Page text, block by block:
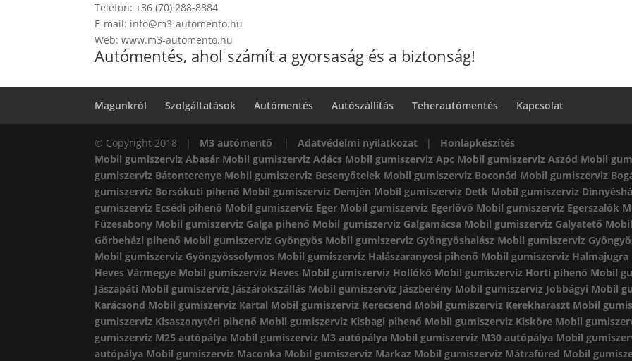
Telefon: +36 (70) 288-8884
E-mail: info@m3-automento.hu
Web: www.m3-automento.hu
Autómentés, ahol számít a gyorsaság és a biztonság!
Magunkról Szolgáltatások Autómentés Autószállítás Teherautómentés Kapcsolat
© Copyright 2018 | M3 autómentő |Adatvédelmi nyilatkozat | Honlapkészítés
Mobil gumiszerviz Abasár Mobil gumiszerviz Adács Mobil gumiszerviz Apc Mobil gumiszerviz Aszód Mobil
gumiszerviz Bátonterenye Mobil gumiszerviz Besenyőtelek Mobil gumiszerviz Boconád Mobil gumiszerviz
gumiszerviz Borsókuti pihenő Mobil gumiszerviz Demjén Mobil gumiszerviz Detk Mobil gumiszerviz
gumiszerviz Ecsédi pihenő Mobil gumiszerviz Eger Mobil gumiszerviz Egerlövő Mobil gumiszerviz Egerszalók
Füzesabony Mobil gumiszerviz Galga pihenő Mobil gumiszerviz Galgamácsa Mobil gumiszerviz Galyatető
Görbeházi pihenő Mobil gumiszerviz Gyöngyös Mobil gumiszerviz Gyöngyöshalász Mobil gumiszerviz
Mobil gumiszerviz Gyöngyössolymos Mobil gumiszerviz Halászaranyosi pihenő Mobil gumiszerviz Halmajugra
Heves Vármegye Mobil gumiszerviz Heves Mobil gumiszerviz Hollókő Mobil gumiszerviz Horti pihenő Mobil
Jászapáti Mobil gumiszerviz Jászárokszállás Mobil gumiszerviz Jászberény Mobil gumiszerviz Jobbágyi Mobil
Karácsond Mobil gumiszerviz Kartal Mobil gumiszerviz Kerecsend Mobil gumiszerviz Kerekharaszt Mobil
gumiszerviz Kisaszonytéri pihenő Mobil gumiszerviz Kisbagi pihenő Mobil gumiszerviz Kisköre Mobil
gumiszerviz M25 autópálya Mobil gumiszerviz M3 autópálya Mobil gumiszerviz M30 autópálya Mobil
autópálya Mobil gumiszerviz Maconka Mobil gumiszerviz Markaz Mobil gumiszerviz Mátrafüred Mobil